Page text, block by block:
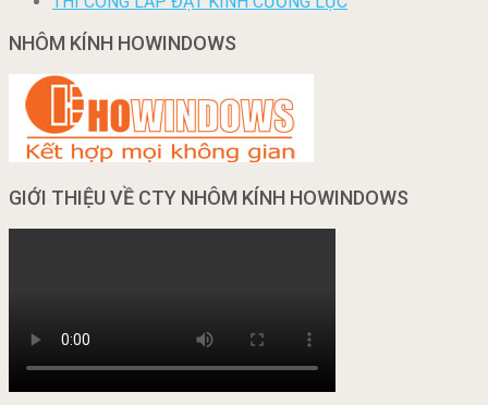
NHÔM KÍNH HOWINDOWS
GIỚI THIỆU VỀ CTY NHÔM KÍNH HOWINDOWS